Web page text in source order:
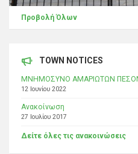
Προβολή Όλων
TOWN NOTICES
ΜΝΗΜΟΣΥΝΟ ΑΜΑΡΙΩΤΩΝ
12 Ιουνίου 2022
Ανακοίνωση
27 Ιουλίου 2017
Δείτε όλες τις ανακοινώσεις